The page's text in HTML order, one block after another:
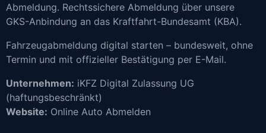
Abmeldung. Rechtssichere Abmeldung über unsere
GKS-Anbindung an das Kraftfahrt-Bundesamt (KBA).
Fahrzeugabmeldung digital starten – bundesweit, ohne
Termin und mit offizieller Bestätigung per E-Mail.
Unternehmen: iKFZ Digital Zulassung UG
(haftungsbeschränkt)
Website: Online Auto Abmelden